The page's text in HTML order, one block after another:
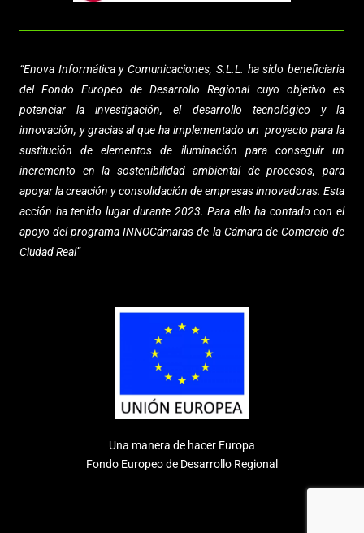
“Enova Informática y Comunicaciones, S.L.L. ha sido beneficiaria
del Fondo Europeo de Desarrollo Regional cuyo objetivo es
potenciar la investigación, el desarrollo tecnológico y la
innovación, y gracias al que ha implementado un proyecto para la
sustitución de elementos de iluminación para conseguir un
incremento en la sostenibilidad ambiental de procesos,
para
apoyar la creación y consolidación de empresas innovadoras. Esta
acción ha tenido lugar durante 2023. Para ello ha contado con el
apoyo del programa INNOCámaras de la Cámara de Comercio de
Ciudad Real”
Una manera de hacer Europa
Fondo Europeo de Desarrollo Regional